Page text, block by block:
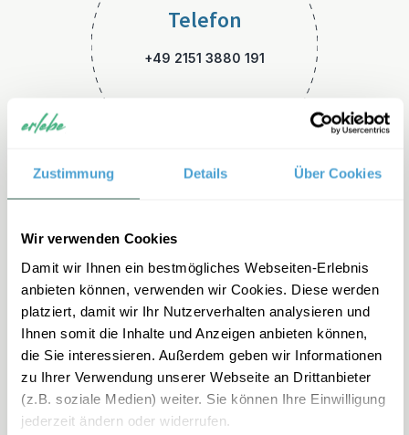
Zustimmung Details Über Cookies
Wir verwenden Cookies
Damit wir Ihnen ein bestmögliches Webseiten-Erlebnis
anbieten können, verwenden wir Cookies. Diese werden
platziert, damit wir Ihr Nutzerverhalten analysieren und
Ihnen somit die Inhalte und Anzeigen anbieten können,
die Sie interessieren. Außerdem geben wir Informationen
zu Ihrer Verwendung unserer Webseite an Drittanbieter
(z.B. soziale Medien) weiter. Sie können Ihre Einwilligung
jederzeit ändern oder widerrufen.
Telefon
+49 2151 3880 191
E-Mail
malaysia-familienreisen@erle
be.de